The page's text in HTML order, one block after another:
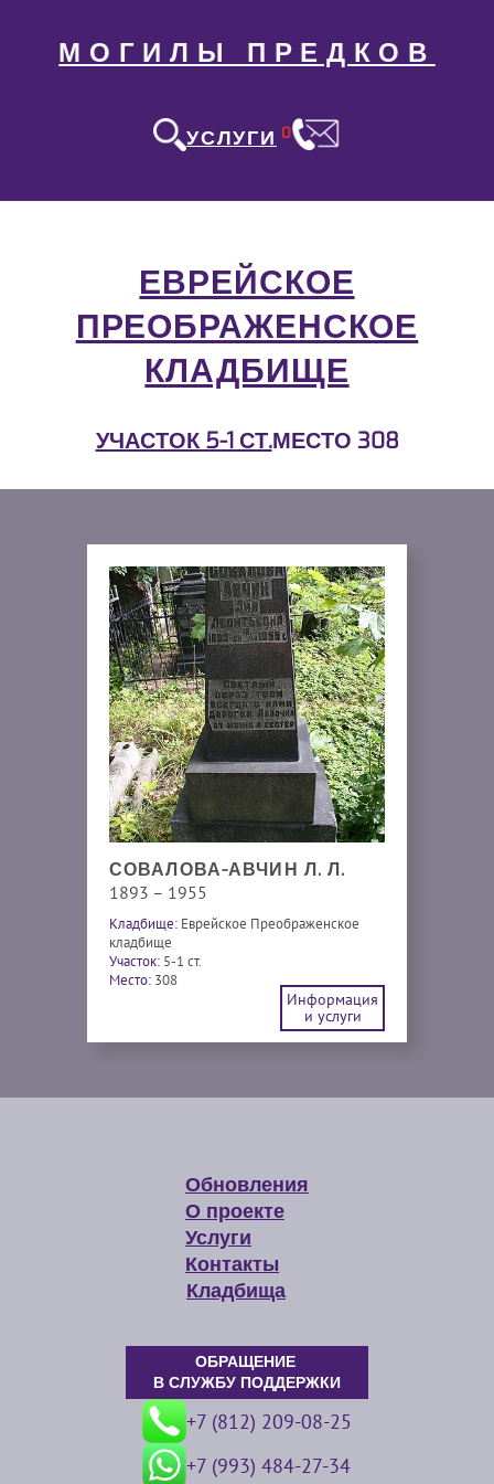
МОГИЛЫ ПРЕДКОВ
УСЛУГИ 0
ЕВРЕЙСКОЕ
ПРЕОБРАЖЕНСКОЕ
КЛАДБИЩЕ
УЧАСТОК 5-1 СТ.МЕСТО 308
СОВАЛОВА-АВЧИН Л. Л.
1893 – 1955
Кладбище: Еврейское Преображенское
кладбище
Участок: 5-1 ст.
Место: 308
Информация
и услуги
Обновления
О проекте
Услуги
Контакты
Кладбища
ОБРАЩЕНИЕ
В СЛУЖБУ ПОДДЕРЖКИ
+7 (812) 209-08-25
+7 (993) 484-27-34